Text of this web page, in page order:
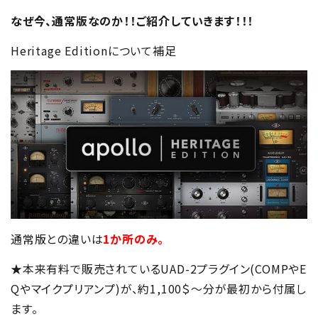
なぜ今、通常版なのか！！ご紹介していきます！！！
Heritage Editionについて補足
通常版との違いは1か所のみ。
★本来有料で販売されているUAD-2プラグイン(COMPやE
Qやマイクプリアンプ)が、約1,100＄～分が最初から付属し
ます。